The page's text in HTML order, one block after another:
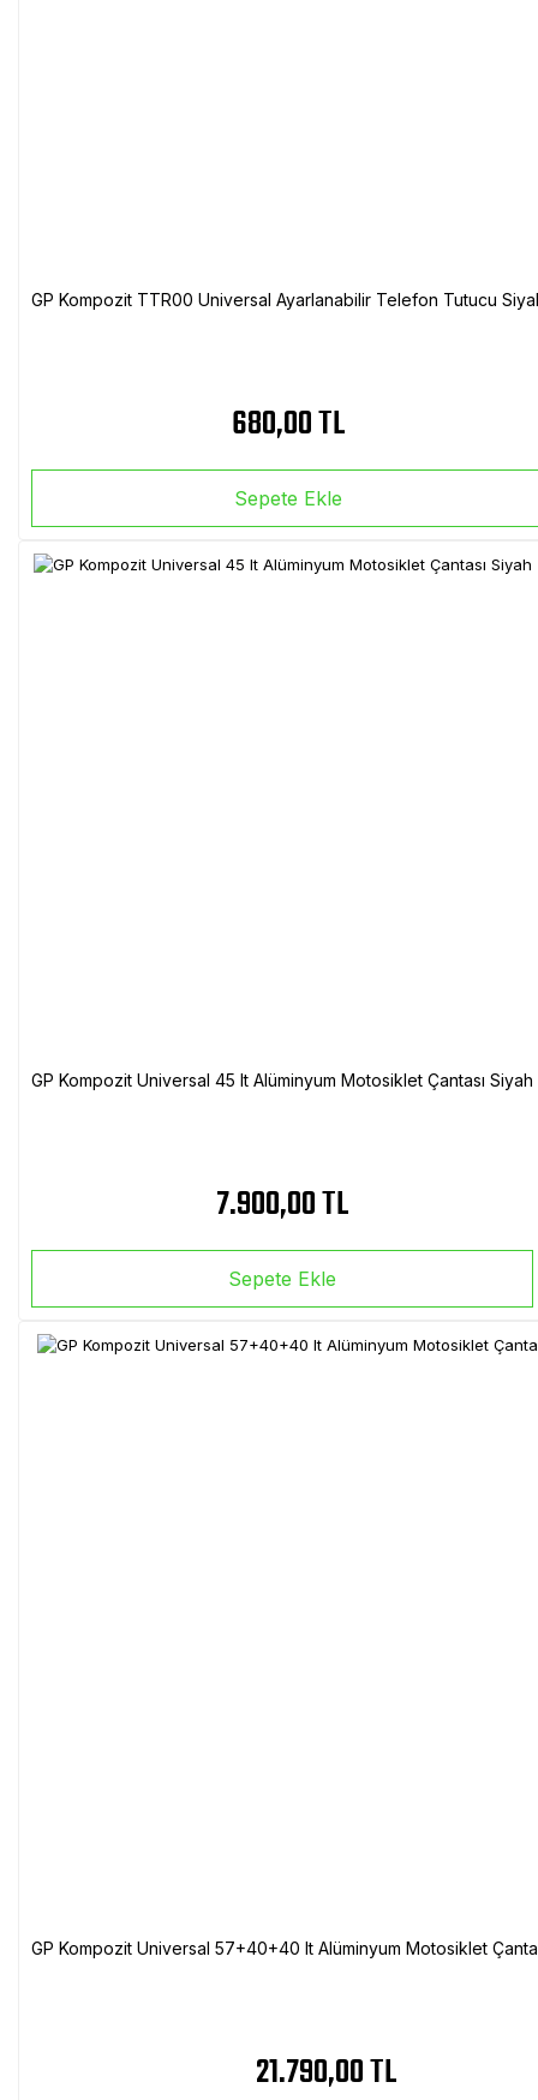
GP Kompozit TTR00 Universal Ayarlanabilir Telefon Tutucu
680,00 TL
Sepete Ekle
GP Kompozit Universal 45 lt Alüminyum Motosiklet Çantası Siyah
7.900,00 TL
Sepete Ekle
GP Kompozit Universal 57+40+40 lt Alüminyum Motosiklet
21.790,00 TL